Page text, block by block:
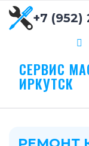
+7 (952)
СЕРВИС
ИРКУТСК